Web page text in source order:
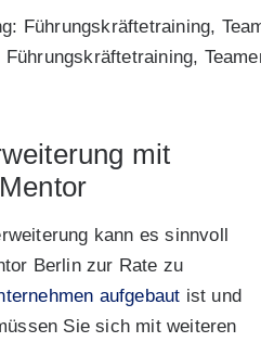
Führungskräftetraining,
mit
kann es sinnvoll
Berlin zur Rate zu
aufgebaut ist und
Sie sich mit weiteren